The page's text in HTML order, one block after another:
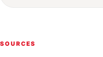
SOURCES